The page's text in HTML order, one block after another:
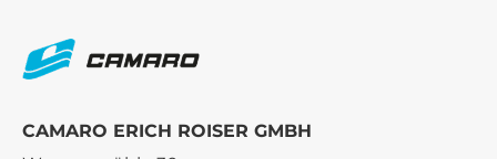
CAMARO ERICH ROISER GMBH